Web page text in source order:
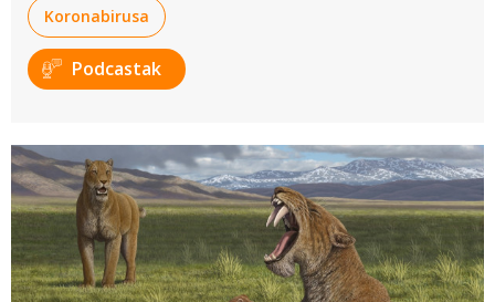
Koronabirusa
Podcastak